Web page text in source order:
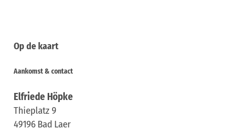
Op de kaart
Aankomst & contact
Elfriede Höpke
Thieplatz 9
49196 Bad Laer